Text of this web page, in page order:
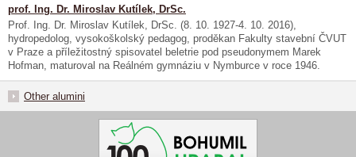
prof. Ing. Dr. Miroslav Kutílek, DrSc.
Prof. Ing. Dr. Miroslav Kutílek, DrSc. (8. 10. 1927-4. 10. 2016),
hydropedolog, vysokoškolský pedagog, proděkan Fakulty stavební ČVUT
v Praze a příležitostný spisovatel beletrie pod pseudonymem Marek
Hofman, maturoval na Reálném gymnáziu v Nymburce v roce 1946.
Other alumini